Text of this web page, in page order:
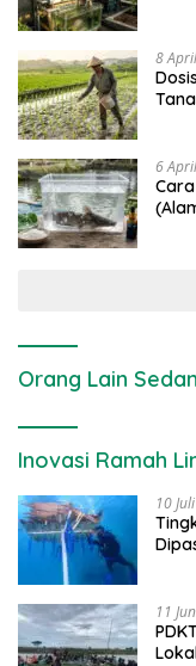
8
6
Orang Lain
Inovasi Ramah
10
11